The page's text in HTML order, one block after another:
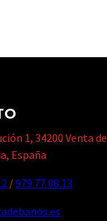
1, 34200 Venta de
España
/979 77 08 13